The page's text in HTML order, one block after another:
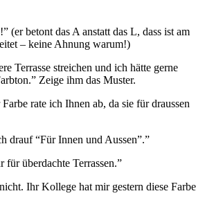
(er betont das A anstatt das L, dass ist am
– keine Ahnung warum!)
Terrasse streichen und ich hätte gerne
Zeige ihm das Muster.
rate ich Ihnen ab, da sie für draussen
drauf “Für Innen und Aussen”.”
für überdachte Terrassen.”
Ihr Kollege hat mir gestern diese Farbe